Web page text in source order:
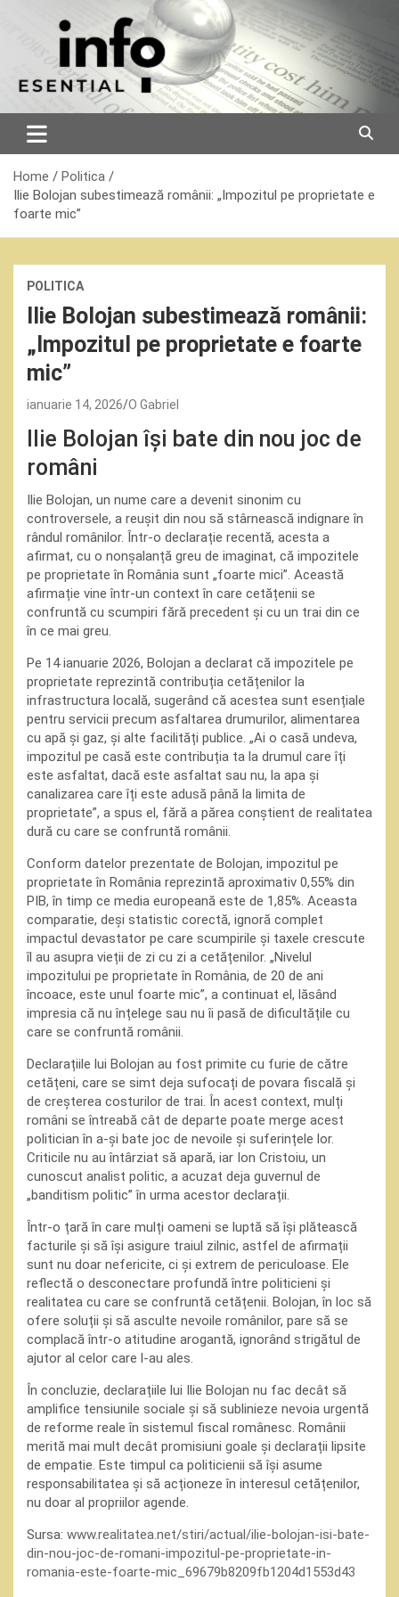
Home
Politica
Ilie Bolojan subestimează românii: „Impozitul pe proprietate e
foarte mic”
POLITICA
Ilie Bolojan subestimează românii:
„Impozitul pe proprietate e foarte
mic”
ianuarie 14, 2026 O Gabriel
Ilie Bolojan își bate din nou joc de
români
Ilie Bolojan, un nume care a devenit sinonim cu
controversele, a reușit din nou să stârnească indignare în
rândul românilor. Într-o declarație recentă, acesta a
afirmat, cu o nonșalanță greu de imaginat, că impozitele
pe proprietate în România sunt „foarte mici”. Această
afirmație vine într-un context în care cetățenii se
confruntă cu scumpiri fără precedent și cu un trai din ce
în ce mai greu.
Pe 14 ianuarie 2026, Bolojan a declarat că impozitele pe
proprietate reprezintă contribuția cetățenilor la
infrastructura locală, sugerând că acestea sunt esențiale
pentru servicii precum asfaltarea drumurilor, alimentarea
cu apă și gaz, și alte facilități publice. „Ai o casă undeva,
impozitul pe casă este contribuția ta la drumul care îți
este asfaltat, dacă este asfaltat sau nu, la apa și
canalizarea care îți este adusă până la limita de
proprietate”, a spus el, fără a părea conștient de realitatea
dură cu care se confruntă românii.
Conform datelor prezentate de Bolojan, impozitul pe
proprietate în România reprezintă aproximativ 0,55% din
PIB, în timp ce media europeană este de 1,85%. Aceasta
comparatie, deși statistic corectă, ignoră complet
impactul devastator pe care scumpirile și taxele crescute
îl au asupra vieții de zi cu zi a cetățenilor. „Nivelul
impozitului pe proprietate în România, de 20 de ani
încoace, este unul foarte mic”, a continuat el, lăsând
impresia că nu înțelege sau nu îi pasă de dificultățile cu
care se confruntă românii.
Declarațiile lui Bolojan au fost primite cu furie de către
cetățeni, care se simt deja sufocați de povara fiscală și
de creșterea costurilor de trai. În acest context, mulți
români se întreabă cât de departe poate merge acest
politician în a-și bate joc de nevoile și suferințele lor.
Criticile nu au întârziat să apară, iar Ion Cristoiu, un
cunoscut analist politic, a acuzat deja guvernul de
„banditism politic” în urma acestor declarații.
Într-o țară în care mulți oameni se luptă să își plătească
facturile și să își asigure traiul zilnic, astfel de afirmații
sunt nu doar nefericite, ci și extrem de periculoase. Ele
reflectă o desconectare profundă între politicieni și
realitatea cu care se confruntă cetățenii. Bolojan, în loc să
ofere soluții și să asculte nevoile românilor, pare să se
complacă într-o atitudine arogantă, ignorând strigătul de
ajutor al celor care l-au ales.
În concluzie, declarațiile lui Ilie Bolojan nu fac decât să
amplifice tensiunile sociale și să sublinieze nevoia urgentă
de reforme reale în sistemul fiscal românesc. Românii
merită mai mult decât promisiuni goale și declarații lipsite
de empatie. Este timpul ca politicienii să își asume
responsabilitatea și să acționeze în interesul cetățenilor,
nu doar al propriilor agende.
Sursa: www.realitatea.net/stiri/actual/ilie-bolojan-isi-bate-
din-nou-joc-de-romani-impozitul-pe-proprietate-in-
romania-este-foarte-mic_69679b8209fb1204d1553d43